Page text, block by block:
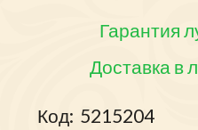
Гарантия
Доставка в
Код: 5215204